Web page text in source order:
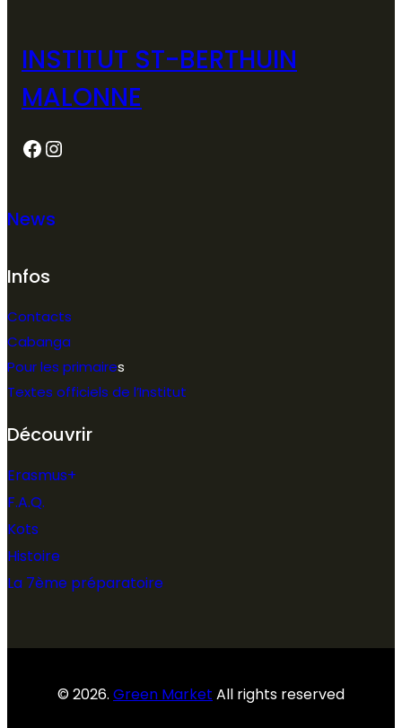
INSTITUT ST-BERTHUIN
MALONNE
Facebook Instagram
News
Infos
Contacts
Cabanga
Pour les primaires
Textes officiels de l’Institut
Découvrir
Erasmus+
F.A.Q.
Kots
Histoire
La 7ème préparatoire
© 2026. Green Market All rights reserved